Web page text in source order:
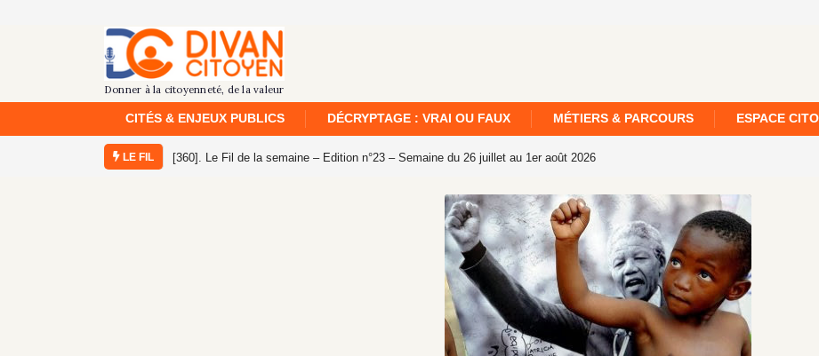
CITÉS & ENJEUX PUBLICS DÉCRYPTAGE : VRAI OU FAUX MÉTIERS & PARCOURS ESPACE
LE FIL [360]. Le Fil de la semaine – Edition n°23 – Semaine du 26 juillet au 1er août 2026[359]. Le Fil de la semaine – Edition n°22 –